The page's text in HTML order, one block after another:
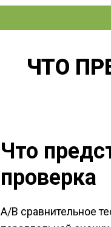
ЧТО
Что
проверка
A/B сравнительное